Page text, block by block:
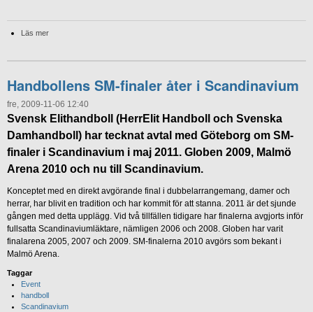
Läs mer
Handbollens SM-finaler åter i Scandinavium
fre, 2009-11-06 12:40
Svensk Elithandboll (HerrElit Handboll och Svenska
Damhandboll) har tecknat avtal med Göteborg om SM-
finaler i Scandinavium i maj 2011. Globen 2009, Malmö
Arena 2010 och nu till Scandinavium.
Konceptet med en direkt avgörande final i dubbelarrangemang, damer och
herrar, har blivit en tradition och har kommit för att stanna. 2011 är det sjunde
gången med detta upplägg. Vid två tillfällen tidigare har finalerna avgjorts inför
fullsatta Scandinaviumläktare, nämligen 2006 och 2008. Globen har varit
finalarena 2005, 2007 och 2009. SM-finalerna 2010 avgörs som bekant i
Malmö Arena.
Taggar
Event
handboll
Scandinavium